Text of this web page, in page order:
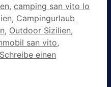
, camping san vito lo
, Campingurlaub
, Outdoor Sizilien,
san vito,
Schreibe einen